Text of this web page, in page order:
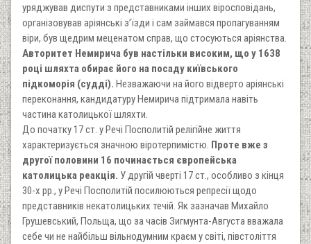
уряджував диспути з представниками інших віросповідань,
організовував аріянські з’їзди і сам займався пропагуванням
віри, був щедрим меценатом справ, що стосуються аріянства.
Авторитет Немирича був настільки високим, що у 1638
році шляхта обирає його на посаду київського
підкоморія (судді). Незважаючи на його відверто аріянські
переконання, кандидатуру Немирича підтримала навіть
частина католицької шляхти.
До початку 17 ст. у Речі Посполитій релігійне життя
характеризується значною віротерпимістю. Проте вже з
другої половини 16 починається європейська
католицька реакція. У другій чверті 17 ст., особливо з кінця
30-х рр., у Речі Посполитій посилюються репресії щодо
представників некатолицьких течій. Як зазначав Михайло
Грушевський, Польща, що за часів Зигмунта-Августа вважала
себе чи не найбільш вільнодумним краєм у світі, півстоліття